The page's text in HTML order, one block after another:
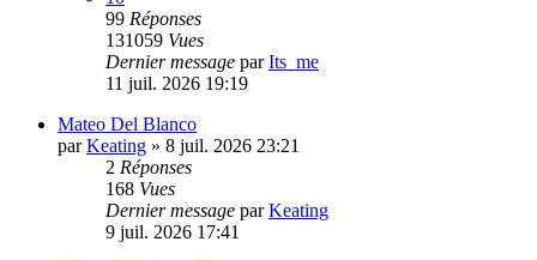
99 Réponses
131059 Vues
Dernier message parIts_me
11 juil. 2026 19:19
Mateo Del Blanco
parKeating » 8 juil. 2026 23:21
2 Réponses
168 Vues
Dernier message parKeating
9 juil. 2026 17:41